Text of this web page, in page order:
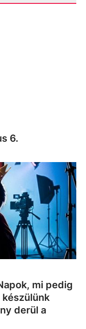
6.
mi pedig
derül a